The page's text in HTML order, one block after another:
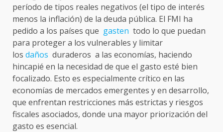
período de tipos reales negativos (el tipo de interés
menos la inflación) de la deuda pública. El FMI ha
pedido a los países que gasten todo lo que puedan
para proteger a los vulnerables y limitar
los daños duraderos a las economías, haciendo
hincapié en la necesidad de que el gasto esté bien
focalizado. Esto es especialmente crítico en las
economías de mercados emergentes y en desarrollo,
que enfrentan restricciones más estrictas y riesgos
fiscales asociados, donde una mayor priorización del
gasto es esencial.